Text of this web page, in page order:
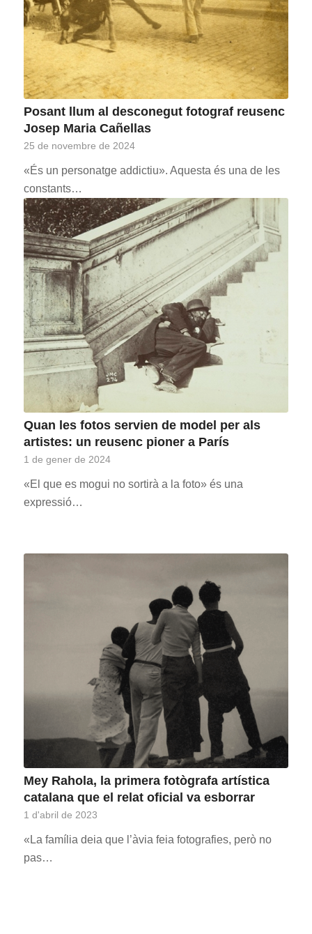
Posant llum al desconegut fotograf reusenc
Josep Maria Cañellas
25 de novembre de 2024
«És un personatge addictiu». Aquesta és una de les
constants…
Quan les fotos servien de model per als
artistes: un reusenc pioner a París
1 de gener de 2024
«El que es mogui no sortirà a la foto» és una
expressió…
Mey Rahola, la primera fotògrafa artística
catalana que el relat oficial va esborrar
1 d'abril de 2023
«La família deia que l’àvia feia fotografies, però no
pas…